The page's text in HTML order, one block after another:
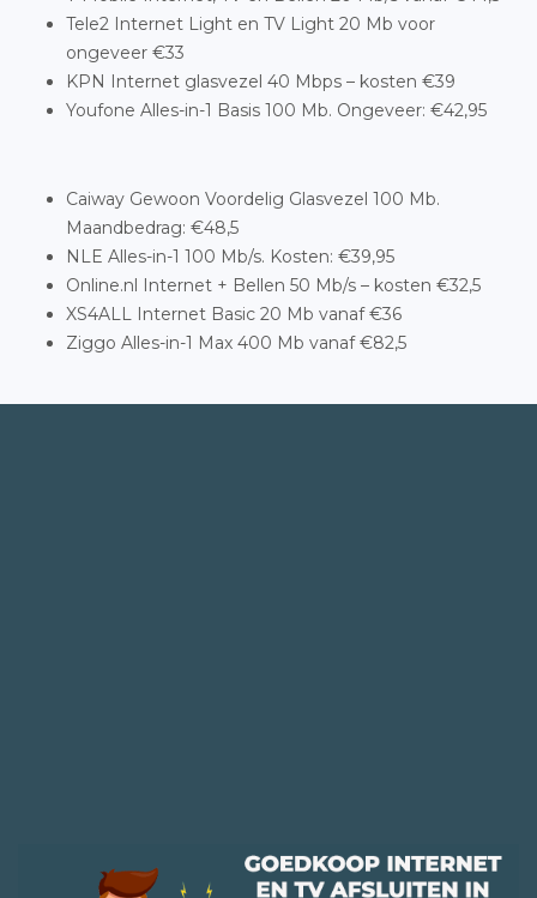
Tele2 Internet Light en TV Light 20 Mb voor
ongeveer €33
KPN Internet glasvezel 40 Mbps – kosten €39
Youfone Alles-in-1 Basis 100 Mb. Ongeveer: €42,95
Caiway Gewoon Voordelig Glasvezel 100 Mb.
Maandbedrag: €48,5
NLE Alles-in-1 100 Mb/s. Kosten: €39,95
Online.nl Internet + Bellen 50 Mb/s – kosten €32,5
XS4ALL Internet Basic 20 Mb vanaf €36
Ziggo Alles-in-1 Max 400 Mb vanaf €82,5